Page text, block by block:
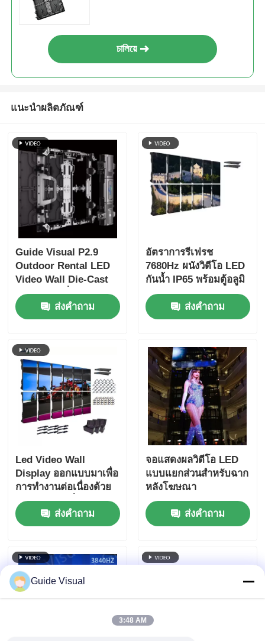
চালিয়ে
แนะนำผลิตภัณฑ์
Guide Visual P2.9
Outdoor Rental LED
Video Wall Die-Cast
Cabinet เครื่องแสดง
เวทีไร้รอยสําหรับงาน
คอนเสิร์ต
ส่งคำถาม
อัตราการรีเฟรช
7680Hz ผนังวิดีโอ LED
กันน้ำ IP65 พร้อมตู้อลูมิ
เนียมหล่อสำหรับงาน
ระดับมืออาชีพส่งคำถาม
Led Video Wall
Display ออกแบบมาเพื่อ
การทํางานต่อเนื่องด้วย
ส่วนประกอบที่รับประกัน
อายุการใช้งานยาวนาน
ในสภาพแวดล้อมที่
ส่งคำถาม
จอแสดงผลวิดีโอ LED
แบบแยกส่วนสำหรับฉาก
หลังโฆษณา
ส่งคำถาม
Guide Visual
3:48 AM